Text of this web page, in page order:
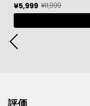
¥5,999 ¥11,999